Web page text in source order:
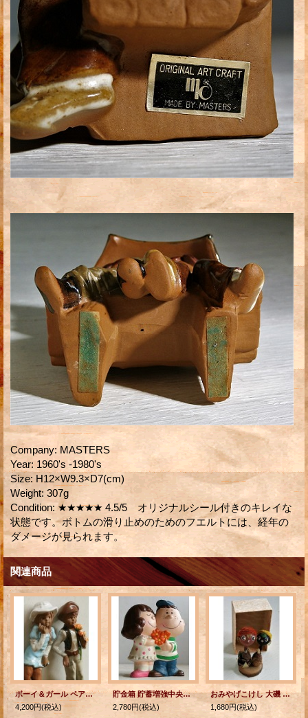
Company: MASTERS
Year: 1960's -1980's
Size: H12×W9.3×D7(cm)
Weight: 307g
Condition: ★★★★★ 4.5/5 オリジナルシール付きのキレイな
状態です。ボトムの滑り止めのためのフエルトには、経年の
ダメージが見られます。
関連商品
ボーイ＆ガール ペアー/2pcセット 陶器 置物 size: H25.3〜27cm
4,200円(税込)
貯金箱 貯蓄増強中央委員会 ほのぼの君&おとめちゃん K.TSUKUDA GREEN CAMEL
2,780円(税込)
おみやげこけし 大磯 パイナップルガールズ 素材：松ぼっくり、木
1,680円(税込)